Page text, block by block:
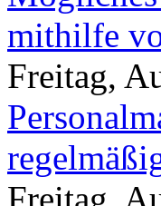
mithilfe
Freitag,